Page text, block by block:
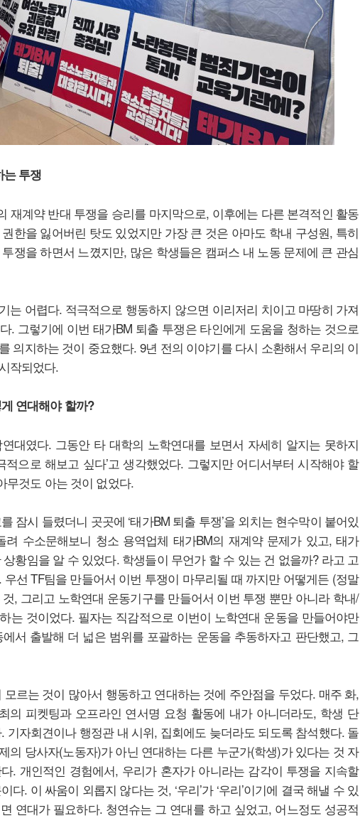
는 투쟁
재계약 반대 투쟁을 승리를 마지막으로, 이후에는 다른 본격적인 활동
한을 잃어버린 탓도 있었지만 가장 큰 것은 아마도 학내 구성원, 특히
쟁을 하면서 느꼈지만, 많은 학생들은 캠퍼스 내 노동 문제에 큰 관심
는 어렵다. 적극적으로 행동하지 않으면 이리저리 치이고 마땅히 가져
. 그렇기에 이번 태가BM 퇴출 투쟁은 타인에게 도움을 청하는 것으로
의지하는 것이 중요했다. 9년 전의 이야기를 다시 소환해서 우리의 이
작되었다.
연대해야 할까?
대였다. 그동안 타 대학의 노학연대를 보면서 자세히 알지는 못하지
적으로 해보고 싶다’고 생각했었다. 그렇지만 어디서부터 시작해야 할
무것도 아는 것이 없었다.
잠시 들렸더니 곳곳에 ‘태가BM 퇴출 투쟁’을 외치는 현수막이 붙어있
수소문해보니 청소 용역업체 태가BM의 재계약 문제가 있고, 태가
황임을 알 수 있었다. 학생들이 무언가 할 수 있는 건 없을까? 라고 고
선 TF팀을 만들어서 이번 투쟁이 마무리될 때 까지만 어떻게든 (정말
, 그리고 노학연대 운동기구를 만들어서 이번 투쟁 뿐만 아니라 학내/
는 것이었다. 필자는 직감적으로 이번이 노학연대 운동을 만들어야만
서 출발해 더 넓은 범위를 포괄하는 운동을 추동하자고 판단했고, 그
르는 것이 많아서 행동하고 연대하는 것에 주안점을 두었다. 매주 화,
의 피켓팅과 오프라인 연서명 요청 활동에 내가 아니더라도, 학생 단
기자회견이나 행정관 내 시위, 집회에도 늦더라도 되도록 참석했다. 돌
의 당사자(노동자)가 아닌 연대하는 다른 누군가(학생)가 있다는 것 자
. 개인적인 경험에서, 우리가 혼자가 아니라는 감각이 투쟁을 지속할
다. 이 싸움이 외롭지 않다는 것, ‘우리’가 ‘우리’이기에 결국 해낼 수 있
연대가 필요하다. 청연슈는 그 연대를 하고 싶었고, 어느정도 성공적